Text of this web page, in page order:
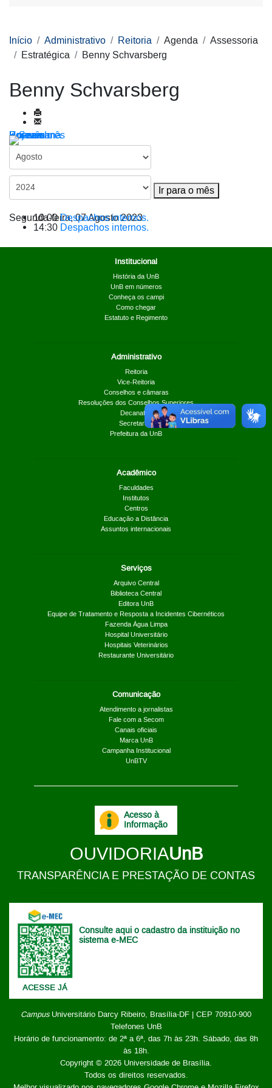
Início Administrativo Reitoria Agenda
Assessoria
Estratégica
Benny Schvarsberg
Benny Schvarsberg
Por ano
Por mês
Por semana
Hoje
Ir para o mês
Ir para o mês
Segunda-feira, 07 Agosto 2023
10:00Despachos internos.
14:30 Despachos internos.
Institucional
História da UnB
UnB em números
Conheça os campi
Como chegar
Estatuto e Regimento
Administrativo
Reitoria
Vice-Reitoria
Conselhos e câmaras
Resoluções dos Conselhos Superiores
Decanatos
Secretarias
Prefeitura da UnB
Acadêmico
Faculdades
Institutos
Centros
Educação a Distância
Assuntos internacionais
Serviços
Arquivo Central
Biblioteca Central
Editora UnB
Equipe de Tratamento e Resposta a Incidentes Cibernéticos
Fazenda Água Limpa
Hospital Universitário
Hospitais Veterinários
Restaurante Universitário
Comunicação
Atendimento a jornalistas
Fale com a Secom
Canais oficiais
Marca UnB
Campanha Institucional
UnBTV
ACESSE JÁ
Consulte aqui o cadastro da instituição no
sistema e-MEC
CampusUniversitário Darcy Ribeiro, Brasília-DF | CEP 70910-900
Telefones UnB
Horário de funcionamento: de 2ª a 6ª, das 7h às 23h. Sábado, das 8h
às 18h.
Copyright © 2026 Universidade de Brasília.
Todos os direitos reservados.
Acesso à
Informação
OUVIDORIAUnB
TRANSPARÊNCIA E PRESTAÇÃO DE CONTAS